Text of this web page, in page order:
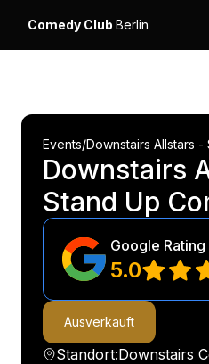
Comedy Club Berlin
Events/Downstairs Allstars
Downstairs
Stand Up
Google Rating
5.0
Ausverkauft
Standort:Downstairs